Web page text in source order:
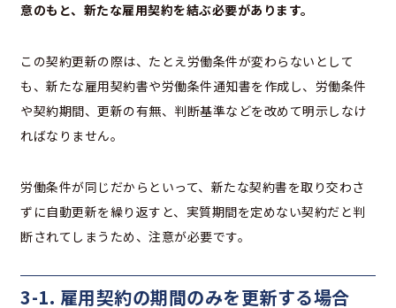
意のもと、新たな雇用契約を結ぶ必要があります。
この契約更新の際は、たとえ労働条件が変わらないとして
も、新たな雇用契約書や労働条件通知書を作成し、労働条件
や契約期間、更新の有無、判断基準などを改めて明示しなけ
ればなりません。
労働条件が同じだからといって、新たな契約書を取り交わさ
ずに自動更新を繰り返すと、実質期間を定めない契約だと判
断されてしまうため、注意が必要です。
3-1. 雇用契約の期間のみを更新する場合